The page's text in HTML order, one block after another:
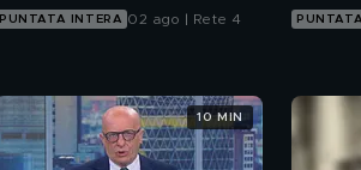
PUNTATA INTERA 02 ago | Rete 4
10 MIN